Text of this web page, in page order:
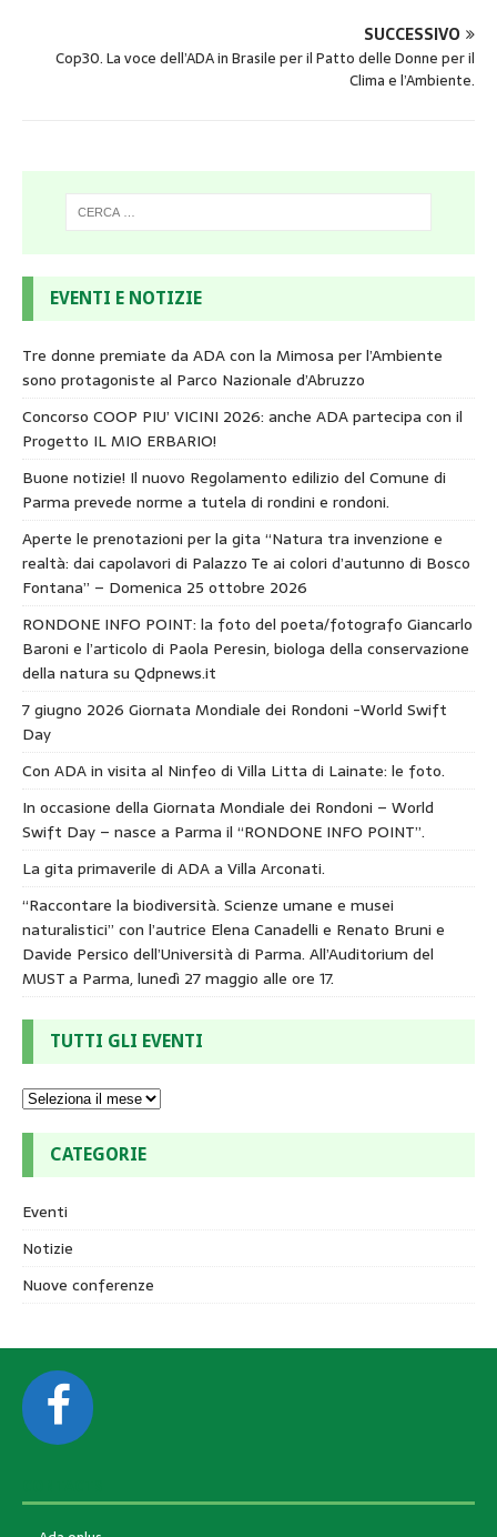
SUCCESSIVO
Cop30. La voce dell’ADA in Brasile per il Patto delle Donne per il
Clima e l’Ambiente.
EVENTI E NOTIZIE
Tre donne premiate da ADA con la Mimosa per l’Ambiente
sono protagoniste al Parco Nazionale d’Abruzzo
Concorso COOP PIU’ VICINI 2026: anche ADA partecipa con il
Progetto IL MIO ERBARIO!
Buone notizie! Il nuovo Regolamento edilizio del Comune di
Parma prevede norme a tutela di rondini e rondoni.
Aperte le prenotazioni per la gita “Natura tra invenzione e
realtà: dai capolavori di Palazzo Te ai colori d’autunno di Bosco
Fontana” – Domenica 25 ottobre 2026
RONDONE INFO POINT: la foto del poeta/fotografo Giancarlo
Baroni e l’articolo di Paola Peresin, biologa della conservazione
della natura su Qdpnews.it
7 giugno 2026 Giornata Mondiale dei Rondoni -World Swift
Day
Con ADA in visita al Ninfeo di Villa Litta di Lainate: le foto.
In occasione della Giornata Mondiale dei Rondoni – World
Swift Day – nasce a Parma il “RONDONE INFO POINT”.
La gita primaverile di ADA a Villa Arconati.
“Raccontare la biodiversità. Scienze umane e musei
naturalistici” con l’autrice Elena Canadelli e Renato Bruni e
Davide Persico dell’Università di Parma. All’Auditorium del
MUST a Parma, lunedì 27 maggio alle ore 17.
TUTTI GLI EVENTI
CATEGORIE
Eventi
Notizie
Nuove conferenze